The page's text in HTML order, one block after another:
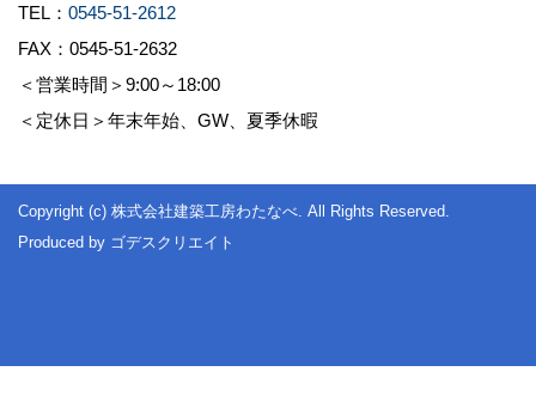
TEL： 0545-51-2612
FAX：0545-51-2632
＜営業時間＞9:00～18:00
＜定休日＞年末年始、GW、夏季休暇
Copyright (c) 株式会社建築工房わたなべ. All Rights Reserved.
Produced by ゴデスクリエイト